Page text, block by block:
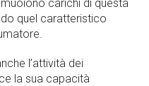
carichi di questa
quel caratteristico
l’attività dei
la sua capacità